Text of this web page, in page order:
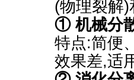
(物理裂解
① 机械分
特点:简便
效果差,适